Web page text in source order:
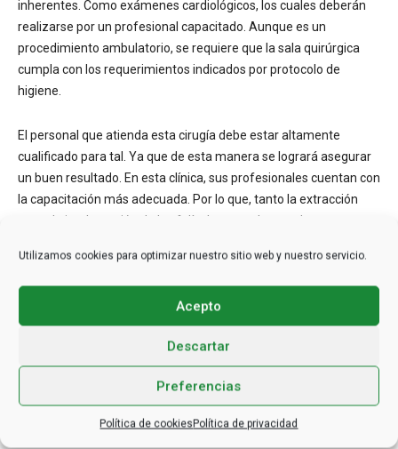
Utilizamos cookies para optimizar nuestro sitio web y nuestro servicio.
Acepto
Descartar
Preferencias
Política de cookiesPolítica de privacidad
inherentes. Como exámenes cardiológicos, los cuales deberán
realizarse por un profesional capacitado. Aunque es un
procedimiento ambulatorio, se requiere que la sala quirúrgica
cumpla con los requerimientos indicados por protocolo de
higiene.
El personal que atienda esta cirugía debe estar altamente
cualificado para tal. Ya que de esta manera se logrará asegurar
un buen resultado. En esta clínica, sus profesionales cuentan con
la capacitación más adecuada. Por lo que, tanto la extracción
como la implantación de los folículos cumplen con las
Con más de 10 años de experiencia en el área de medicina
capilar. Esta clínica asegura los resultados más óptimos a sus
pacientes. Los cuales suelen ser naturales, estéticos y
https://xn--implantecapilarenespaa-4ec.com/